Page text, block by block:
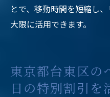
とで、移動時間を短縮し
大限に活用できます。
東京都台東区の
日の特別割引を